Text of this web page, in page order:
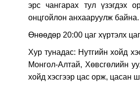
эрс чангарах тул үзэгдэх
онцгойлон анхааруулж байна.
Өнөөдөр 20:00 цаг хүртэлх
Хур тунадас: Нутгийн хойд
Монгол-Алтай, Хөвсгөлийн
хойд хэсгээр цас орж, цасан